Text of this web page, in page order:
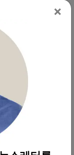
려면 쇠고기와
잘못 생각합니
는 단백질과 콜
의 단백질 필요
섭취 사이에서
소고기와 같은
구성에는 어
개요를 보여줍
×